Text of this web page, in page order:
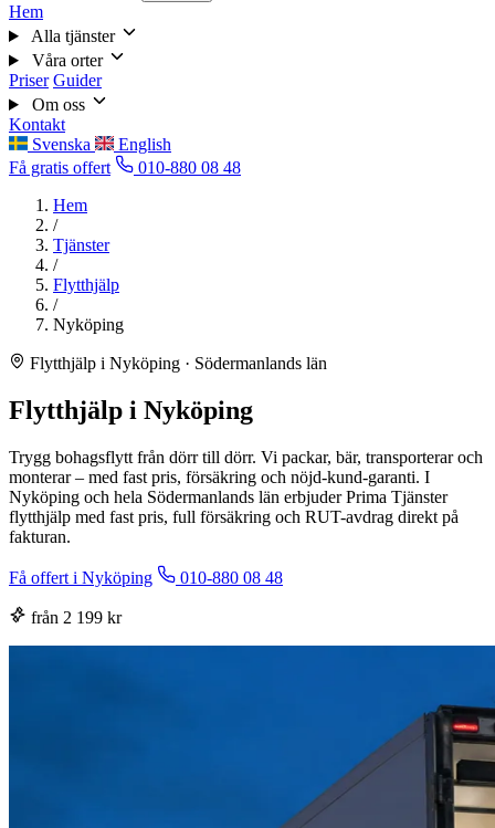
Hem
Alla tjänster
Våra orter
Priser Guider
Om oss
Kontakt
Svenska
English
Få gratis offert
010-880 08 48
Hem
/
Tjänster
/
Flytthjälp
/
Nyköping
Flytthjälp i Nyköping · Södermanlands län
Flytthjälp i Nyköping
Trygg bohagsflytt från dörr till dörr. Vi packar, bär, transporterar och
monterar – med fast pris, försäkring och nöjd-kund-garanti. I
Nyköping och hela Södermanlands län erbjuder Prima Tjänster
flytthjälp med fast pris, full försäkring och RUT-avdrag direkt på
fakturan.
Få offert i Nyköping 010-880 08 48
från 2 199 kr